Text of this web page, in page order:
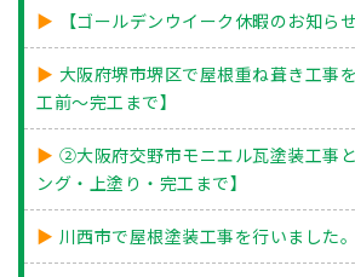
【ゴールデンウイーク休暇のお知らせ
大阪府堺市堺区で屋根重ね葺き工事
工前～完工まで】
②大阪府交野市モニエル瓦塗装工事
ング・上塗り・完工まで】
川西市で屋根塗装工事を行いました。